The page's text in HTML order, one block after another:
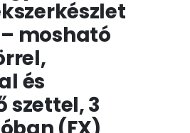
mosható
és
szettel, 3